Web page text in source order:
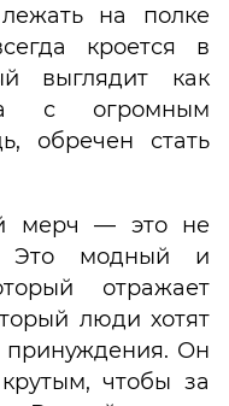
на полке
кроется в
выглядит как
с огромным
обречен стать
мерч — это не
Это модный и
отражает
люди хотят
принуждения. Он
чтобы за